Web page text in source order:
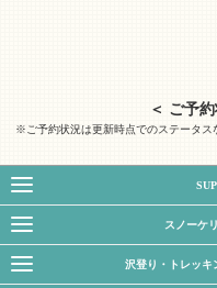
＜ ご予
※ご予約状況は更新時点でのステータス
SUP
スノーケ
沢登り・トレッキ